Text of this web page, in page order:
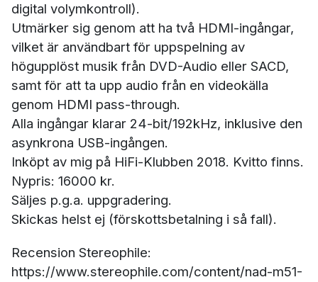
digital volymkontroll).
Utmärker sig genom att ha två HDMI-ingångar,
vilket är användbart för uppspelning av
högupplöst musik från DVD-Audio eller SACD,
samt för att ta upp audio från en videokälla
genom HDMI pass-through.
Alla ingångar klarar 24-bit/192kHz, inklusive den
asynkrona USB-ingången.
Inköpt av mig på HiFi-Klubben 2018. Kvitto finns.
Nypris: 16000 kr.
Säljes p.g.a. uppgradering.
Skickas helst ej (förskottsbetalning i så fall).
Recension Stereophile:
https://www.stereophile.com/content/nad-m51-